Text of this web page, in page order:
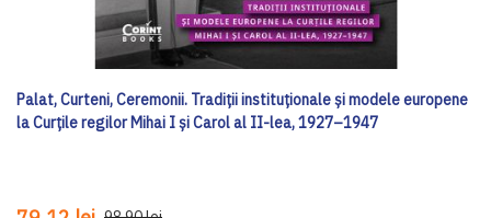
Palat, Curteni, Ceremonii. Tradiții instituționale și modele europene
la Curțile regilor Mihai I și Carol al II-lea, 1927–1947